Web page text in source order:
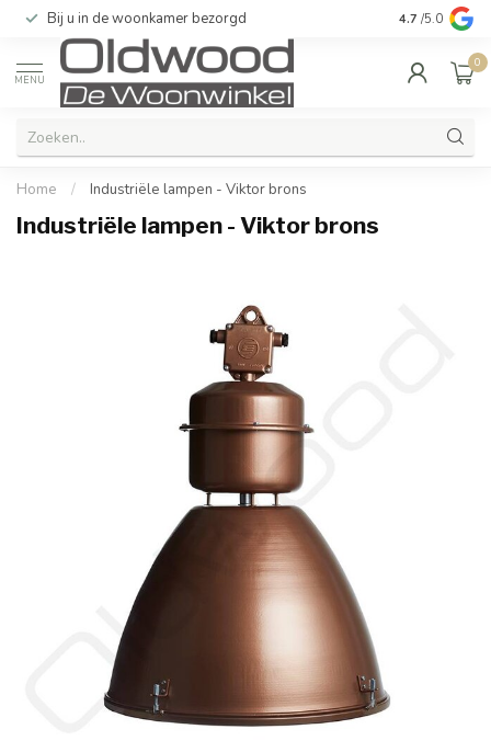
Bij u in de woonkamer bezorgd Kwaliteit &
4.7 /5.0
MENU
0
Home / Industriële lampen - Viktor brons
Industriële lampen - Viktor brons